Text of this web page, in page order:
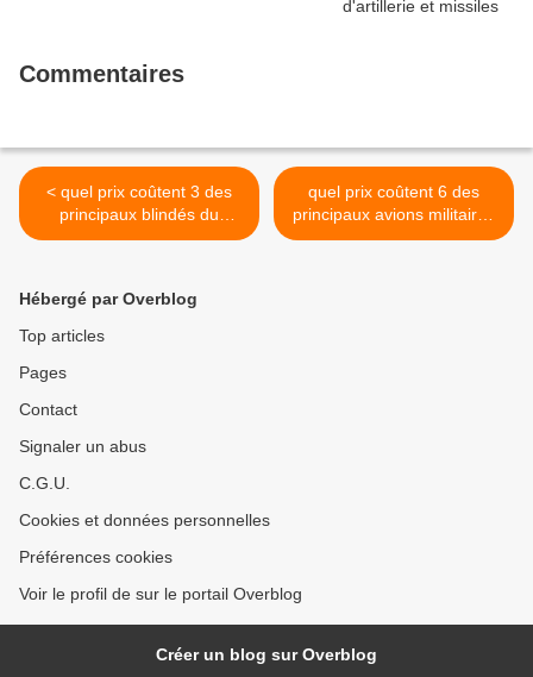
Commentaires
< quel prix coûtent 3 des
principaux blindés du
Koweit?
quel prix coûtent 6 des
principaux avions militaires
d'Irak? >
Hébergé par Overblog
Top articles
Pages
Contact
Signaler un abus
C.G.U.
Cookies et données personnelles
Préférences cookies
Voir le profil de sur le portail Overblog
Créer un blog sur Overblog